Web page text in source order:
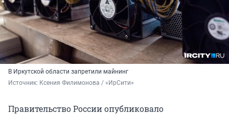
В Иркутской области запретили майнинг
Источник: Ксения Филимонова / «ИрСити»
Правительство России опубликовало